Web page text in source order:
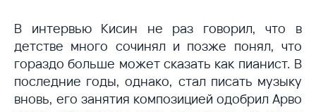
В интервью Кисин не раз говорил, что в
детстве много сочинял и позже понял, что
гораздо больше может сказать как пианист. В
последние годы, однако, стал писать музыку
вновь, его занятия композицией одобрил Арво